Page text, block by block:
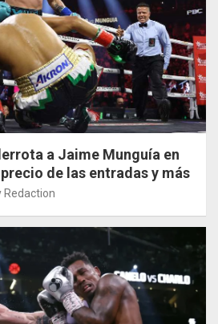
a Jaime Munguía en
de las entradas y más
Redaction